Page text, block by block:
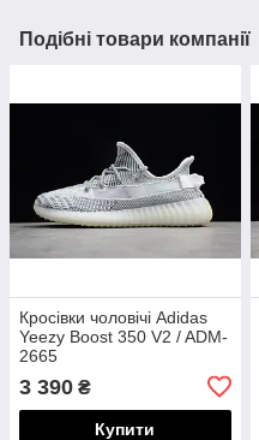
Подібні товари компанії
Кросівки чоловічі Adidas
Yeezy Boost 350 V2 / ADM-
2665
3 390 ₴
Купити